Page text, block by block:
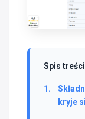
Spis treści
kryje